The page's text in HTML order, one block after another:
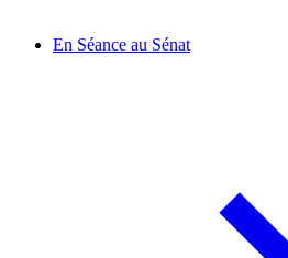
En Séance au Sénat